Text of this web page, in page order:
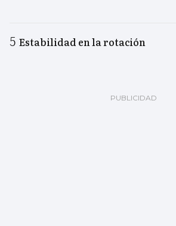
Estabilidad en la rotación